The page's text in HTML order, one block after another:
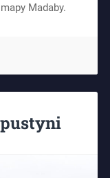
Madaby.